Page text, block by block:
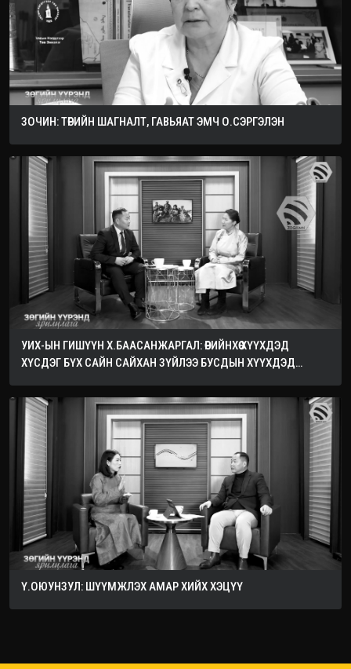
ЗОЧИН: ТӨРИЙН ШАГНАЛТ, ГАВЬЯАТ ЭМЧ О.СЭРГЭЛЭН
УИХ-ЫН ГИШҮҮН Х.БААСАНЖАРГАЛ: ӨӨРИЙНХӨӨ ХҮҮХДЭД
ХҮСДЭГ БҮХ САЙН САЙХАН ЗҮЙЛЭЭ БУСДЫН ХҮҮХДЭД
Ү.ОЮУНЗУЛ: ШҮҮМЖЛЭХ АМАР ХИЙХ ХЭЦҮҮ